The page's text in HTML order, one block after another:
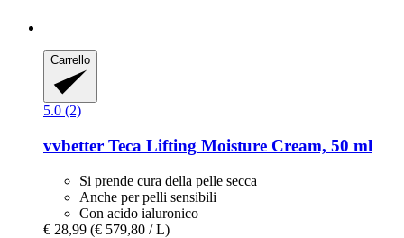
Carrello
5.0 (2)
vvbetter Teca Lifting Moisture Cream, 50 ml
Si prende cura della pelle secca
Anche per pelli sensibili
Con acido ialuronico
€ 28,99 (€ 579,80 / L)